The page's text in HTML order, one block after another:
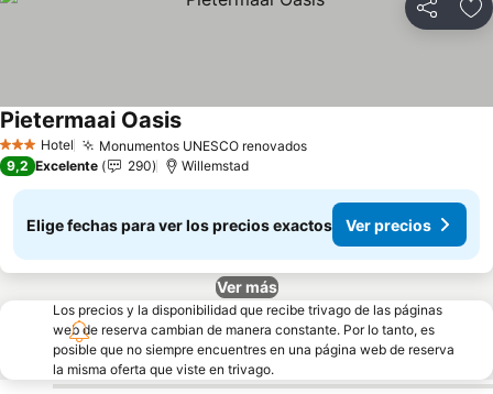
Compartir
3 Estrellas
Hotel Monumentos UNESCO renovadosVer precios
Pietermaai OasisVer precios
9,2 Excelente 290 Willemstad
Elige fechas para ver los precios exactos Ver precios
Ver más
Los precios y la disponibilidad que recibe trivago de las páginas
web de reserva cambian de manera constante. Por lo tanto, es
posible que no siempre encuentres en una página web de reserva
la misma oferta que viste en trivago.